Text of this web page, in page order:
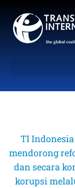
TI
mendorong
dan secara
korupsi